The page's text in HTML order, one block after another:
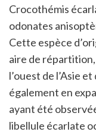
Crocothémis
odonates
Cette espèce
aire de
l’ouest de l’Asie
également en
ayant été
libellule écarlate